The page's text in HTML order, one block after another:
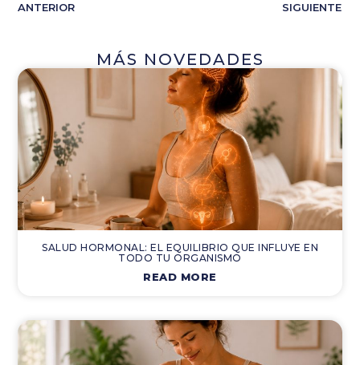
ANTERIOR SIGUIENTE
MÁS NOVEDADES
SALUD HORMONAL: EL EQUILIBRIO QUE INFLUYE EN
TODO TU ORGANISMO
READ MORE